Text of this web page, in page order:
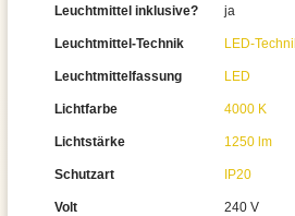
Leuchtmittel inklusive? ja
Leuchtmittel-Technik LED-
Leuchtmittelfassung LED
Lichtfarbe 4000 K
Lichtstärke 1250 lm
Schutzart IP20
Volt 240 V